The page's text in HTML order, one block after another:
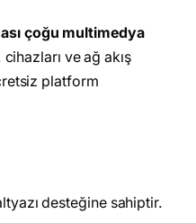
çoğu multimedya
cihazları ve ağ akış
platform
desteğine sahiptir.